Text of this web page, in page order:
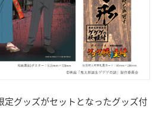
定グッズがセットとなったグッズ付